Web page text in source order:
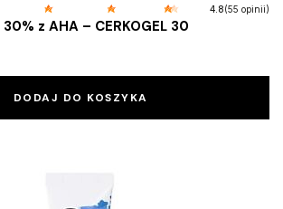
z AHA – CERKOGEL 30
4.8(55 opinii)
DODAJ DO KOSZYKA